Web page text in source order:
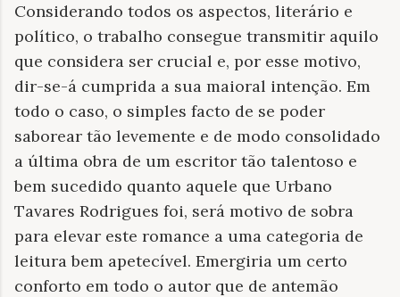
Considerando todos os aspectos, literário e
político, o trabalho consegue transmitir aquilo
que considera ser crucial e, por esse motivo,
dir-se-á cumprida a sua maioral intenção. Em
todo o caso, o simples facto de se poder
saborear tão levemente e de modo consolidado
a última obra de um escritor tão talentoso e
bem sucedido quanto aquele que Urbano
Tavares Rodrigues foi, será motivo de sobra
para elevar este romance a uma categoria de
leitura bem apetecível. Emergiria um certo
conforto em todo o autor que de antemão